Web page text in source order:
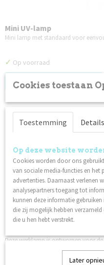
Mini UV-lamp
Mini lamp met standaard voor
✓ Op voorraad
Log in om de prijs te zien
Deze werklamp is ontworpen voor
Cookies toestaan
Toestemming Details
Op deze website
Cookies worden door ons
van sociale media-functies en het
advertenties. Daarnaast verlenen
analysepartners toegang tot
kunnen deze informatie
die zij mogelijk hebben
die u hen hebt verstrekt.
Later